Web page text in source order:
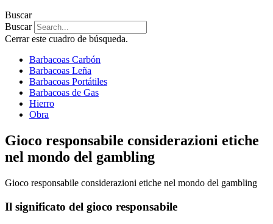
Buscar
Buscar
Cerrar este cuadro de búsqueda.
Barbacoas Carbón
Barbacoas Leña
Barbacoas Portátiles
Barbacoas de Gas
Hierro
Obra
Gioco responsabile considerazioni etiche
nel mondo del gambling
Gioco responsabile considerazioni etiche nel mondo del gambling
Il significato del gioco responsabile